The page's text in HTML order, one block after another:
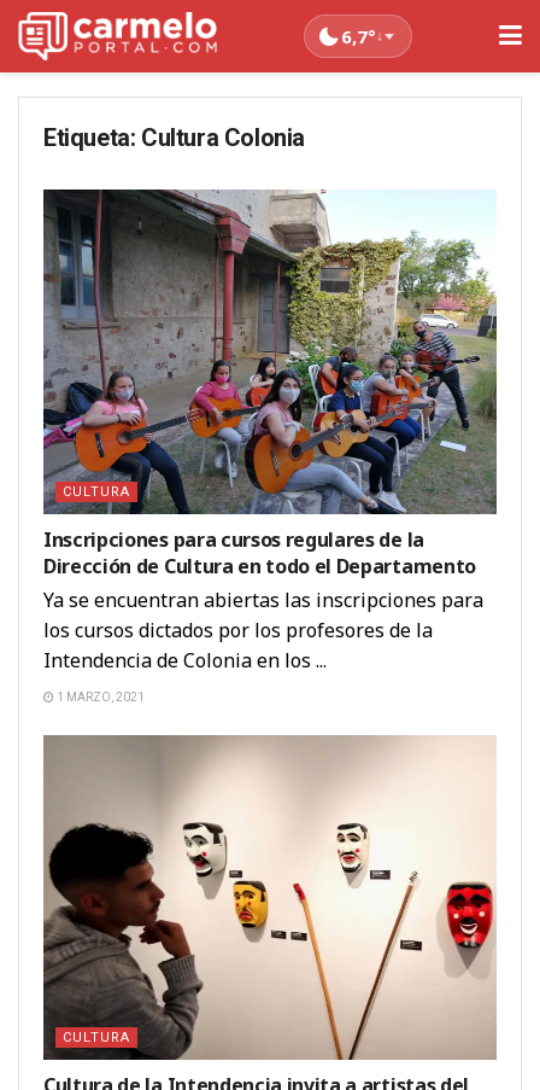
6,7°↓
Etiqueta: Cultura Colonia
CULTURA
Inscripciones para cursos regulares de la
Dirección de Cultura en todo el Departamento
Ya se encuentran abiertas las inscripciones para
los cursos dictados por los profesores de la
Intendencia de Colonia en los ...
1 MARZO, 2021
CULTURA